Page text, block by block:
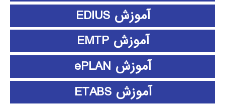
آموزش EDIUS
آموزش EMTP
آموزش ePLAN
آموزش ETABS